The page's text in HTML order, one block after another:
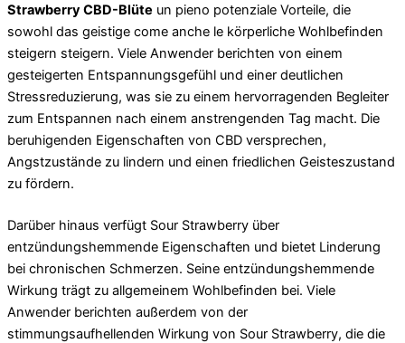
Strawberry CBD-Blüte un pieno potenziale Vorteile, die
sowohl das geistige come anche le körperliche Wohlbefinden
steigern steigern. Viele Anwender berichten von einem
gesteigerten Entspannungsgefühl und einer deutlichen
Stressreduzierung, was sie zu einem hervorragenden Begleiter
zum Entspannen nach einem anstrengenden Tag macht. Die
beruhigenden Eigenschaften von CBD versprechen,
Angstzustände zu lindern und einen friedlichen Geisteszustand
zu fördern.
Darüber hinaus verfügt Sour Strawberry über
entzündungshemmende Eigenschaften und bietet Linderung
bei chronischen Schmerzen. Seine entzündungshemmende
Wirkung trägt zu allgemeinem Wohlbefinden bei. Viele
Anwender berichten außerdem von der
stimmungsaufhellenden Wirkung von Sour Strawberry, die die